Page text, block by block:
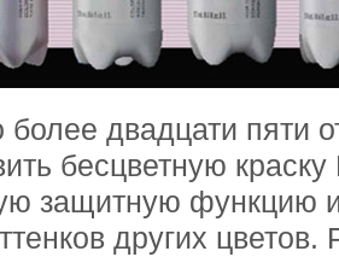
более двадцати пяти
бесцветную
защитную функцию
других цветов.